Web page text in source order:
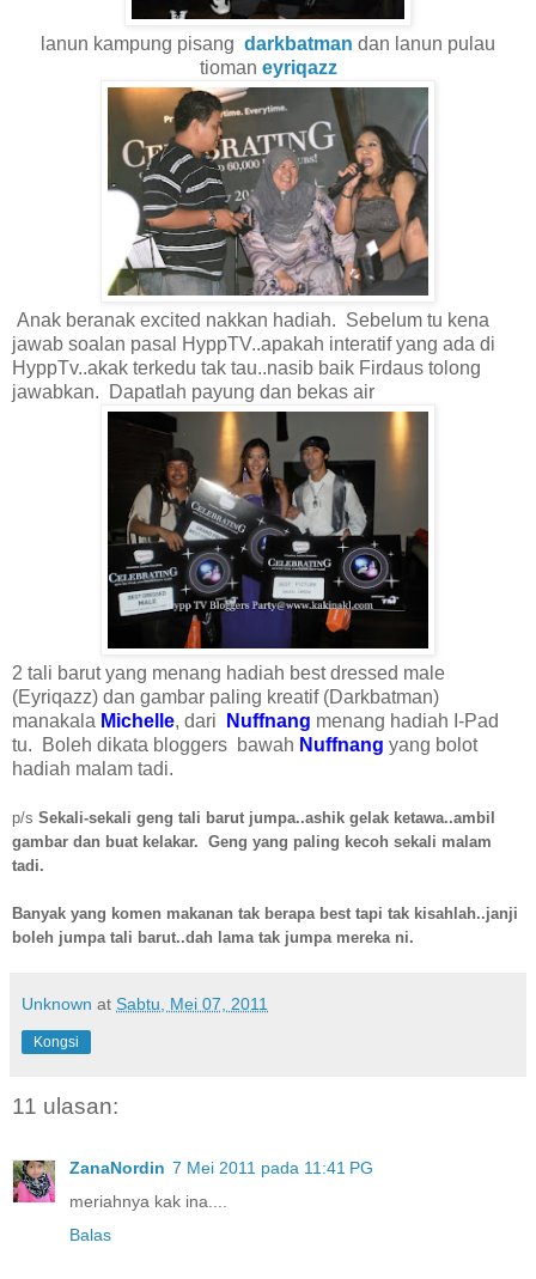
lanun kampung pisang darkbatman dan lanun pulau
tioman eyriqazz
Anak beranak excited nakkan hadiah. Sebelum tu kena
jawab soalan pasal HyppTV..apakah interatif yang ada di
HyppTv..akak terkedu tak tau..nasib baik Firdaus tolong
jawabkan. Dapatlah payung dan bekas air
2 tali barut yang menang hadiah best dressed male
(Eyriqazz) dan gambar paling kreatif (Darkbatman)
manakala Michelle, dari Nuffnang menang hadiah I-Pad
tu. Boleh dikata bloggers bawah Nuffnang yang bolot
hadiah malam tadi.
p/s Sekali-sekali geng tali barut jumpa..ashik gelak ketawa..ambil
gambar dan buat kelakar. Geng yang paling kecoh sekali malam
tadi.
Banyak yang komen makanan tak berapa best tapi tak kisahlah..janji
boleh jumpa tali barut..dah lama tak jumpa mereka ni.
Unknown at Sabtu, Mei 07, 2011
Kongsi
11 ulasan:
ZanaNordin 7 Mei 2011 pada 11:41 PG
meriahnya kak ina....
Balas